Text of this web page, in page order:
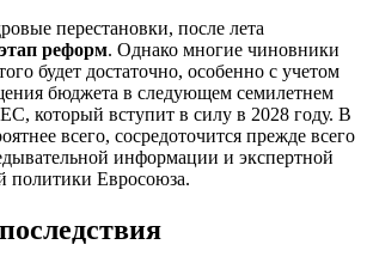
перестановки, после лета
реформ. Однако многие чиновники
будет достаточно, особенно с учетом
бюджета в следующем семилетнем
который вступит в силу в 2028 году. В
всего, сосредоточится прежде всего
информации и экспертной
политики Евросоюза.